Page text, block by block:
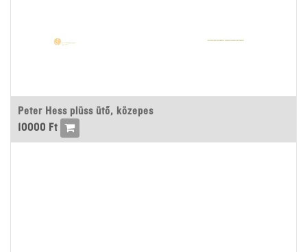
Peter Hess plüss ütő, közepes
10000 Ft